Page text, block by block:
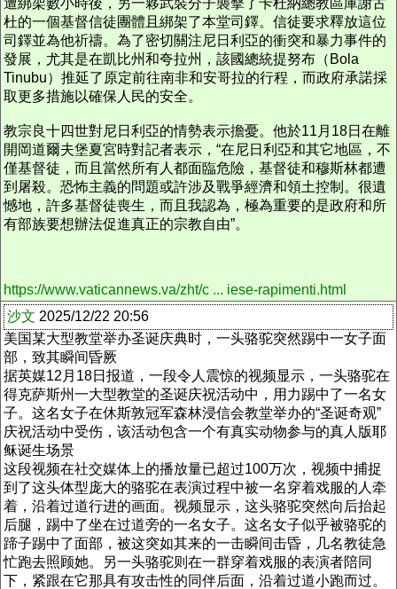
遭綁架數小時後，另一夥武裝分子襲擊了卡杜納總教區庫謝古
杜的一個基督信徒團體且綁架了本堂司鐸。信徒要求釋放這位
司鐸並為他祈禱。為了密切關注尼日利亞的衝突和暴力事件的
發展，尤其是在凱比州和夸拉州，該國總統提努布（Bola
Tinubu）推延了原定前往南非和安哥拉的行程，而政府承諾採
取更多措施以確保人民的安全。
教宗良十四世對尼日利亞的情勢表示擔憂。他於11月18日在離
開岡道爾夫堡夏宮時對記者表示，“在尼日利亞和其它地區，不
僅基督徒，而且當然所有人都面臨危險，基督徒和穆斯林都遭
到屠殺。恐怖主義的問題或許涉及戰爭經濟和領土控制。很遺
憾地，許多基督徒喪生，而且我認為，極為重要的是政府和所
有部族要想辦法促進真正的宗教自由”。
https://www.vaticannews.va/zht/c ... iese-rapimenti.html
沙文 2025/12/22 20:56
美国某大型教堂举办圣诞庆典时，一头骆驼突然踢中一女子面
部，致其瞬间昏厥
据英媒12月18日报道，一段令人震惊的视频显示，一头骆驼在
得克萨斯州一大型教堂的圣诞庆祝活动中，用力踢中了一名女
子。这名女子在休斯敦冠军森林浸信会教堂举办的“圣诞奇观”
庆祝活动中受伤，该活动包含一个有真实动物参与的真人版耶
稣诞生场景
这段视频在社交媒体上的播放量已超过100万次，视频中捕捉
到了这头体型庞大的骆驼在表演过程中被一名穿着戏服的人牵
着，沿着过道行进的画面。视频显示，这头骆驼突然向后抬起
后腿，踢中了坐在过道旁的一名女子。这名女子似乎被骆驼的
蹄子踢中了面部，被这突如其来的一击瞬间击昏，几名教徒急
忙跑去照顾她。另一头骆驼则在一群穿着戏服的表演者陪同
下，紧跟在它那具有攻击性的同伴后面，沿着过道小跑而过。